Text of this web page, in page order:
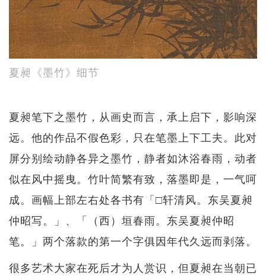
夏昶《墨竹》细节
夏昶笔下之墨竹，从画史而言，承上启下，影响深
远。他的作品不假色彩，只在笔墨上下工夫。此对
屏分别绘动静各异之墨竹，静者如沐浴春雨，动者
似在风中摇曳。竹叶简繁有致，落墨即是，一气呵
成。画幅上部左右处各书有「□轩清风。东吴夏昶
仲昭写。」、「（西）垣春雨。东吴夏昶仲昭
笔。」两个落款的第一个字俱因年代久远而剥落。
很多艺术大家在死后才为人赏识，但夏昶在当朝已